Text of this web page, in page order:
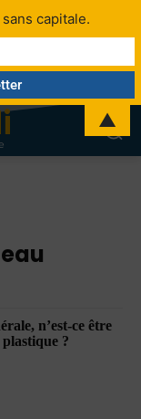
n’est-ce être
?
capitale.
▲